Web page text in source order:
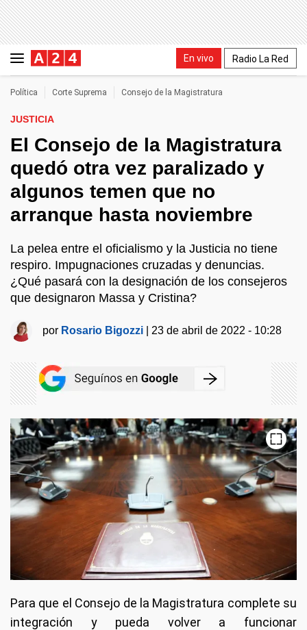
En vivo Radio La Red
Política Corte Suprema Consejo de la Magistratura
JUSTICIA
El Consejo de la Magistratura
quedó otra vez paralizado y
algunos temen que no
arranque hasta noviembre
La pelea entre el oficialismo y la Justicia no tiene
respiro. Impugnaciones cruzadas y denuncias.
¿Qué pasará con la designación de los consejeros
que designaron Massa y Cristina?
por Rosario Bigozzi 23 de abril de 2022 - 10:28
Para que el Consejo de la Magistratura complete su
integración y pueda volver a funcionar